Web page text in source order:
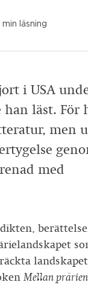
min läsning
i USA
läst. För
men
med
Mellan prärien